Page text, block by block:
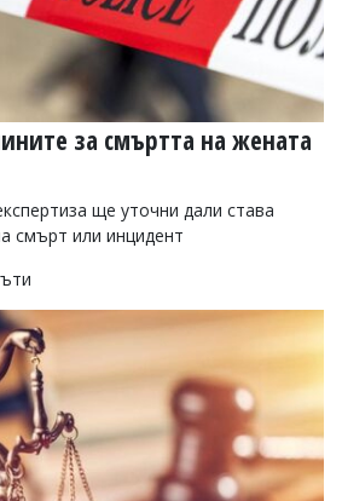
за смъртта на жената
ще уточни дали става
смърт или инцидент